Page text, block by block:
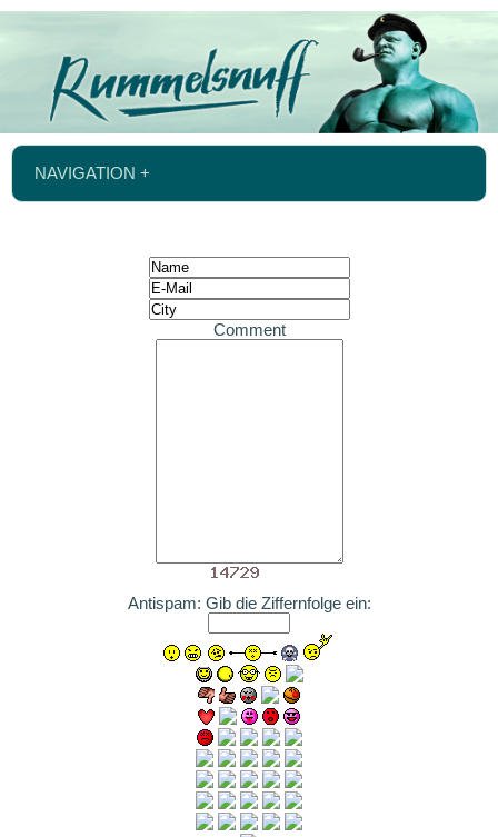
NAVIGATION +
Comment
Antispam: Gib die Ziffernfolge ein: